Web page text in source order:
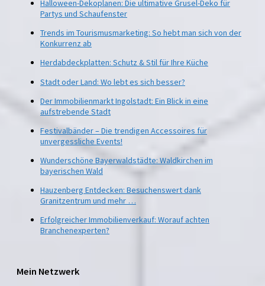
Halloween-Dekoplanen: Die ultimative Grusel-Deko für
Partys und Schaufenster
Trends im Tourismusmarketing: So hebt man sich von der
Konkurrenz ab
Herdabdeckplatten: Schutz & Stil für Ihre Küche
Stadt oder Land: Wo lebt es sich besser?
Der Immobilienmarkt Ingolstadt: Ein Blick in eine
aufstrebende Stadt
Festivalbänder – Die trendigen Accessoires für
unvergessliche Events!
Wunderschöne Bayerwaldstädte: Waldkirchen im
bayerischen Wald
Hauzenberg Entdecken: Besuchenswert dank
Granitzentrum und mehr …
Erfolgreicher Immobilienverkauf: Worauf achten
Branchenexperten?
Mein Netzwerk